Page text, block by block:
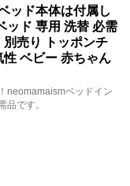
ッド本体は付属し
ッド 専用 洗替 必需
売り トッポンチ
ベビー 赤ちゃん
neomamaismベッドイン
品です。